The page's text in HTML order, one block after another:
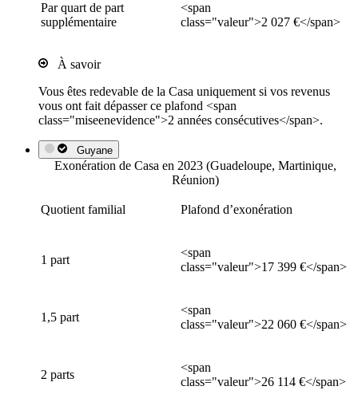
Par quart de part
supplémentaire
<span
class="valeur">2 027 €</span>
À savoir
Vous êtes redevable de la Casa uniquement si vos revenus
vous ont fait dépasser ce plafond <span
class="miseenevidence">2 années consécutives</span>.
Guyane
Exonération de Casa en 2023 (Guadeloupe, Martinique,
Réunion)
Quotient familial Plafond d’exonération
1 part
<span
class="valeur">17 399 €</span>
1,5 part
<span
class="valeur">22 060 €</span>
2 parts
<span
class="valeur">26 114 €</span>